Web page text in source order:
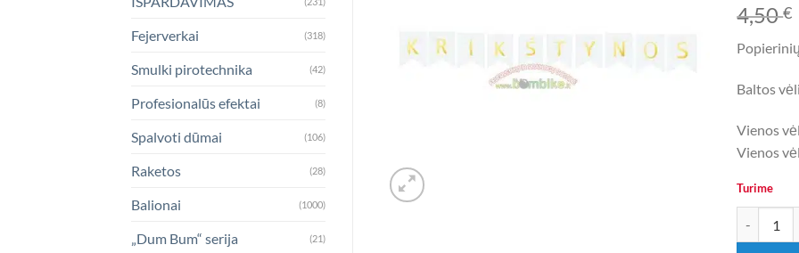
Fejerverkai (318)
Smulki pirotechnika (42)
Profesionalūs efektai (8)
Spalvoti dūmai (106)
Raketos (28)
Balionai (1000)
„Dum Bum“ serija (21)
4,50€
Baltos
Vienos
Vienos
Turime